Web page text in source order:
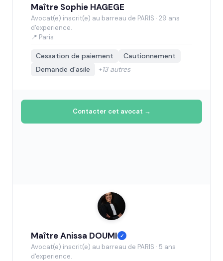
Maître Sophie HAGEGE
Avocat(e) inscrit(e) au barreau de PARIS · 29 ans
d'experience.
📍 Paris
Cessation de paiement
Cautionnement
Demande d’asile
+13 autres
Contacter cet avocat →
Maître Anissa DOUMI ✓
Avocat(e) inscrit(e) au barreau de PARIS · 5 ans
d'experience.